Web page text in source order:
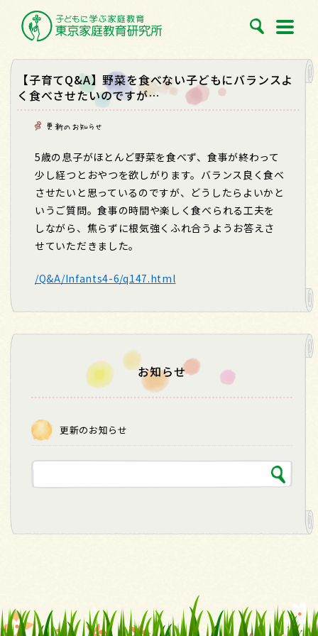
【子育てQ&A】野菜を食べない子どもにバランスよ
く食べさせたいのですが…
更新のお知らせ
5歳の息子がほとんど野菜を食べず、食事が終わって
少し経つとおやつを欲しがります。バランス良く食べ
させたいと思っているのですが、どうしたらよいかと
いうご質問。食事の時間や楽しく食べられる工夫を
しながら、焦らずに根気強くふれ合うようお答えさ
せていただきました。
/Q&A/Infants4-6/q147.html
お知らせ
更新のお知らせ